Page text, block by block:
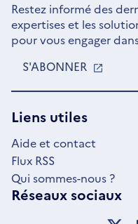
Restez informé des
expertises et les
pour vous engager
S'ABONNER
UNE
Liens utiles
Aide et contact
Flux RSS
Qui sommes-nous ?
Réseaux sociaux